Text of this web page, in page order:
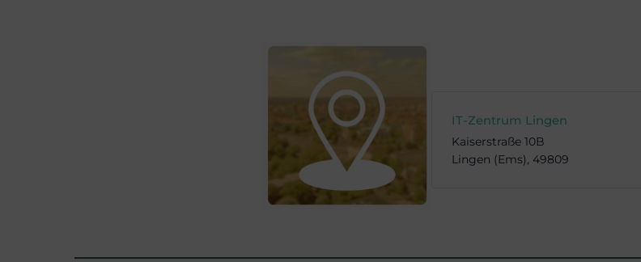
IT-Zentrum Lingen
Kaiserstraße 10B
Lingen (Ems), 49809